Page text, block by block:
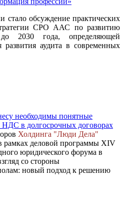
стало обсуждение практических
СРО ААС по развитию
до 2030 года, определяющей
развития аудита в современных
необходимы понятные
НДС в долгосрочных договорах
Холдинга "Люди Дела"
деловой программы XIV
юридического форума в
со стороны
новый подход к решению